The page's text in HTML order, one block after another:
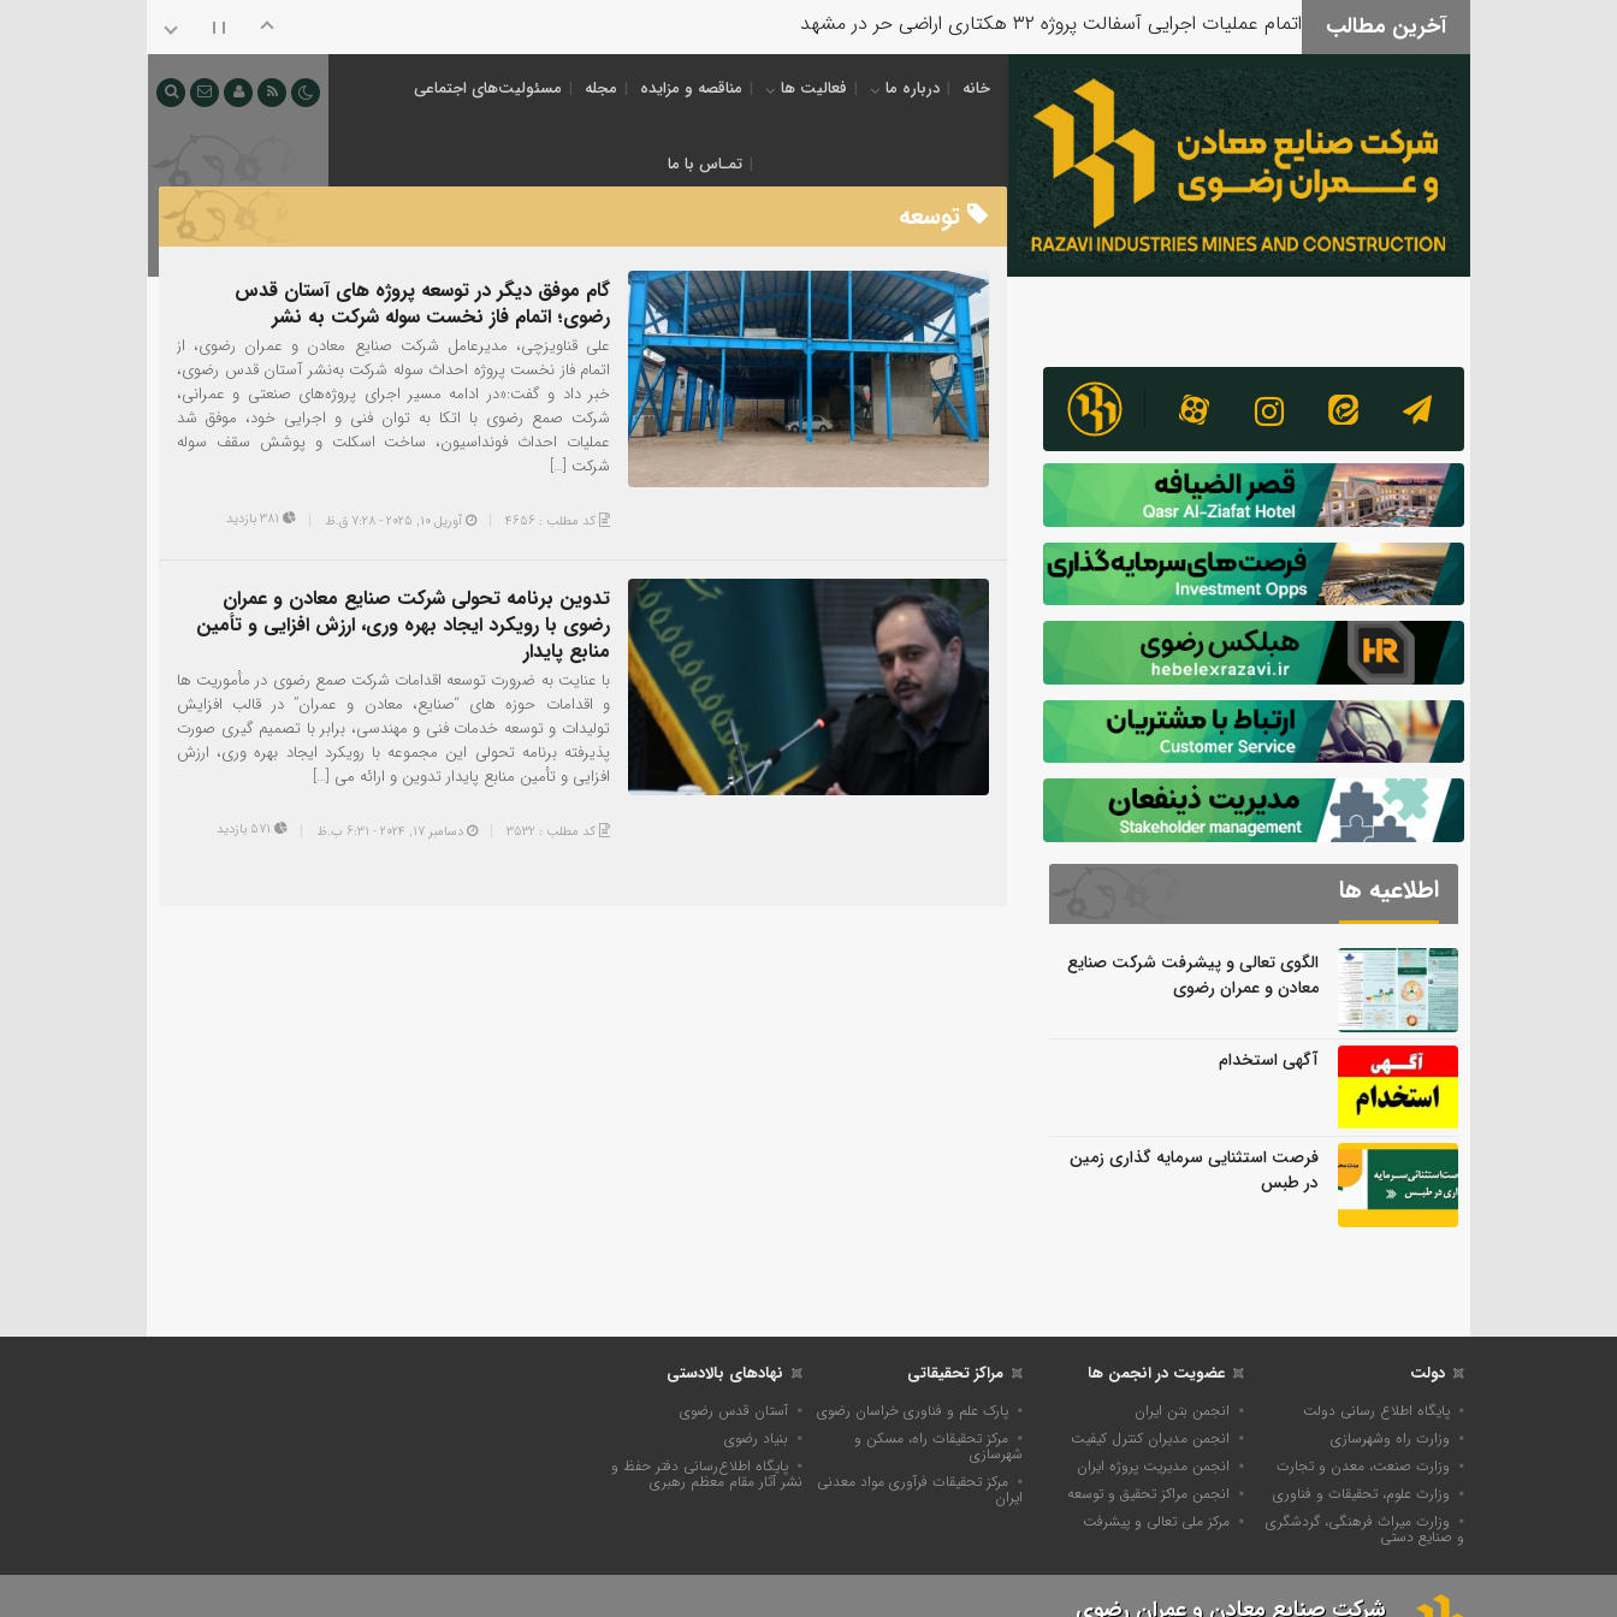
آخرین مطالب
بدرقه آقای شهید
خانه درباره ما فعالیت ها مناقصه و مزایده مجله مسئولیت‌های اجتماعی
تمـاس با ما
توسعه
گام موفق دیگر در توسعه پروژه های آستان قدس
رضوی؛ اتمام فاز نخست سوله شرکت به نشر
علی قناویزچی، مدیرعامل شرکت صنایع معادن و عمران رضوی، از
اتمام فاز نخست پروژه احداث سوله شرکت به‌نشر آستان قدس رضوی،
خبر داد و گفت:«در ادامه مسیر اجرای پروژه‌های صنعتی و عمرانی،
شرکت صمع رضوی با اتکا به توان فنی و اجرایی خود، موفق شد
عملیات احداث فونداسیون، ساخت اسکلت و پوشش سقف سوله
شرکت […]
کد مطلب : 4656 آوریل 10, 2025 - 7:28 ق.ظ
تدوین برنامه تحولی شرکت صنایع معادن و عمران
رضوی با رویکرد ایجاد بهره وری، ارزش افزایی و تأمین
منابع پایدار
با عنایت به ضرورت توسعه اقدامات شرکت صمع رضوی در مأموریت ها
و اقدامات حوزه های “صنایع، معادن و عمران” در قالب افزایش
تولیدات و توسعه خدمات فنی و مهندسی، برابر با تصمیم گیری صورت
پذیرفته برنامه تحولی این مجموعه با رویکرد ایجاد بهره وری، ارزش
افزایی و تأمین منابع پایدار تدوین و ارائه می […]
کد مطلب : 3532 دسامبر 17, 2024 - 6:31 ب.ظ
اطلاعیه ها
الگوی تعالی و پیشرفت شرکت صنایع
معادن و عمران رضوی
آگهی استخدام
فرصت استثنایی سرمایه گذاری زمین
در طبس
دولت
پایگاه اطلاع رسانی دولت
وزارت راه وشهرسازی
وزارت صنعت، معدن و تجارت
وزارت علوم، تحقیقات و فناوری
وزارت میراث فرهنگی، گردشگری
و صنایع دستی
عضویت در انجمن ها
انجمن بتن ایران
انجمن مدیران کنترل کیفیت
انجمن مدیریت پروژه ایران
انجمن مراکز تحقیق و توسعه
مرکز ملی تعالی و پیشرفت
مراکز تحقیقاتی
پارک علم و فناوری خراسان رضوی
مرکز تحقیقات راه، مسکن و
شهرسازی
مرکز تحقیقات فرآوری مواد معدنی
ایران
نهادهای بالادستی
آستان قدس رضوی
بنیاد رضوی
پايگاه اطلاع‌رسانی دفتر حفظ و
نشر آثار مقام معظم رهبری
شرکت صنایع معادن و عمران رضوی